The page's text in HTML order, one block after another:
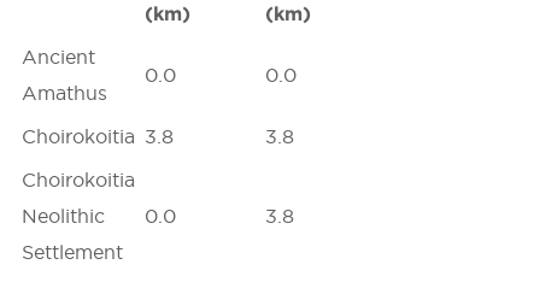
(km)
(km)
Ancient
Amathus
0.0 0.0
Choirokoitia 3.8
3.8
Choirokoitia
Neolithic
Settlement
0.0 3.8